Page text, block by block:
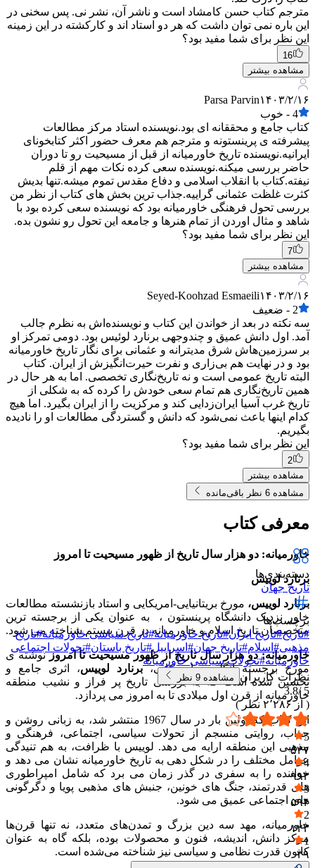
مترجم کتاب حسن کامشاد است و ناشر آن، نشر نی. پس سخنی در
این باره نمی توان داشت که هر دو استاد اند و کارکشته در این زمینه
این نظر برای شما مفید بود؟
16
مشاهده بیشتر
Parsa Parvin۱۴۰۳/۲/۱۶
4
- خوب
کتاب جامع و محققانه ای بود.نویسنده استاد مرکز مطالعات
پیشرفته ی پرینستونه و مترجم هم معرف حضور اکثر کتابخونای
ایرانیه.نویسنده تاریخ خاورمیانه از قبل از مسیحیت رو تا دوران
حاضر بررسی میکنه.نویسنده سعی کرده نکات مهم از قلم
نیفته.کتاب با انقلاب اسلامی و دفاع مقدس تموم میشه.تنها بدیش
کثرت غلظت عثمانی گراییه.جذاب ترین بخش های کتاب از نظر من
بررسی تحول فرهنگی خاورمیانه بود که نویسنده سعی کرده بود با
شاهد و مثال اوردن از تمام هنرها و جامعه این تحول رو نشون بده.
این نظر برای شما مفید بود؟
7
مشاهده بیشتر
Seyed-Koohzad Esmaeili۱۴۰۳/۲/۱۶
2
- ضعیف
سه نکته در بعد از خواندن این کتاب و نویسنده‌اش به نظرم جالب
آمد. اول دانش عمیق و چندوجهی برنارد لوئیس بود. دومی تمرکز او
بر سرزمین‌هاش شرق مدیترانه و عثمانی برای نگار تاریخ خاورمیانه
بود و در نهایت هم بی‌زاری و نفرت حیرت‌انگیزش از ایران. کتاب
البته تاریخ عمومی است و نه تاریخ‌نگاری تخصصی. اما به هر حال در
همین تاریخ‌نگاری هم تمام سعی خودش را کرده که به شکلی از
تاریخ غرب آسیا ایران‌زدایی کند و مرکزیت را از ایران بگیرد. اما هیچ
کدام اینها باعث نمی‌شود که دانش و گستردگی مطالعات او را نادیده
بگیریم.
این نظر برای شما مفید بود؟
2
مشاهده بیشتر
مشاهده 6 نظر باقی‌مانده
معرفی کتاب
خاورمیانه: دو هزار سال تاریخ از ظهور مسیحیت تا امروز
برنارد لوییس
برنارد لوییس، مورخ بریتانیایی-امریکایی و استاد بازنشسته مطالعات
خاور نزدیک دانشگاه پرینستون ، به عنوان یکی از برجسته ترین
متخصصان تاریخ اسلام و خاورمیانه در قرن بیستم شناخته می شود.
خاورمیانه: دو هزار سال تاریخ از ظهور مسیحیت تا امروزنوشته ی
مورخ برجسته انگلیسی-امریکایی،برنارد لوییس، اثری جامع و
تحسین شده است که به بررسی تاریخ پر فراز و نشیب منطقه
خاورمیانه از قرن اول میلادی تا به امروز می پردازد.
این کتاب که اولین بار در سال 1967 منتشر شد، به زبانی روشن و
جذاب، روایتی منسجم از تحولات سیاسی، اجتماعی، فرهنگی و
مذهبی این منطقه ارایه می دهد. لوییس با ظرافت، به هم تنیدگی
عوامل مختلف را در شکل دهی به تاریخ خاورمیانه نشان می دهد و
خواننده را به سفری در گذر زمان می برد که شامل امپراطوری
های قدرتمند، جنگ های خونین، جنبش های مذهبی پویا و دگرگونی
های اجتماعی عمیق می شود.
خاورمیانه، مهد سه دین بزرگ و تمدن‌های متعدد، نه تنها قرن‌ها
مرکز دانش، اندیشه، فنون و محصولات بوده، بلکه گاه به عنوان
کانون قدرت نظامی و سیاسی نیز شناخته می‌شده است.
دسته‌بندی‌ها
تاریخ جهان
برچسب‌ها
#تاریخ#تاریخ ایران#تاریخ خاورمیانه#تاریخ سیاسی خاورمیانه#تاریخ
مذهبی# اسلام#تاریخ جهان# اسراییل#تاریخ باستان#تحولات اجتماعی
خاورمیانه#تحولات سیاسی خاورمیانه
نظرات کاربران
مشاهده 9 نظر
5 /
3.8
( از ۲٬۲۸۶ نظر )
5
۵۳۷
4
۹۹۳
3
۵۹۴
2
۱۲۳
1
۳۹